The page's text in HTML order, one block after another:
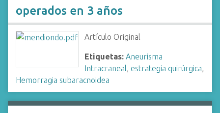
operados en 3 años
Artículo Original
Etiquetas: Aneurisma
Intracraneal, estrategia quirúrgica,
Hemorragia subaracnoidea